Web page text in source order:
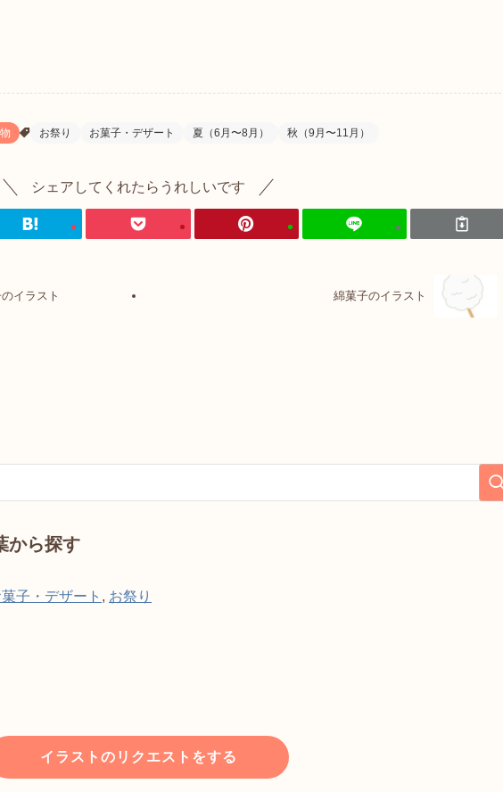
お祭り お菓子・デザート 夏（6月〜8月） 秋（9月〜11月）
シェアしてくれたらうれしいです
イラスト 綿菓子のイラスト
から探す
子・デザート , お祭り
イラストのリクエストをする